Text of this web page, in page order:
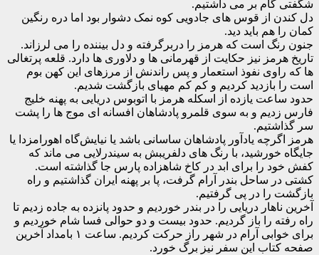
بر می داشتیم.
از قوس های جادویی کوه نمک دشوار بود اما دره رنگین
باید دید.
است که هرمز را دربرگرفته و دل بیننده را می لرزاند.
نیز حکایت از قهرمانی ها و دلاوری ها دارد. قلعه پرتغالی
نفوذ استعمار و پس راندنش از مرزهای این کهن بوم
کردیم و کم کم مهیای بازگشت شدیم.
یازده از اسکله هرمز با اتوبوس دریایی به پهنه خلیج
و به سوی قلمرو پادشاهان افسانه ای موج ها را پشت
یادآور پادشاهان ساسانی باشد یا نیایش‌گاه اهورامزدا یا
با رنگ های دلفریبش به سیندرلایی می ماند که
را برای ابد در کاخ شاهزاده پارس جا گذاشته است.
بندر آرام گرفت، پا بر پهنه ایران گذاشتیم و راه
در پی گرفتیم.
دریایی را در بندر خوردیم و حدود پانزده به جاده زدیم تا
را باز گردیم. حدود بیست و دو حوالی فسا شام خوردیم و
برای خوابی آرام در شهر راز حرکت کردیم. ساعت ۱ بامداد آخرین
این سفر نیز برگ خورد.